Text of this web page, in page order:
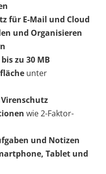
für E-Mail und Cloud
und Organisieren
zu 30 MB
unter
wie 2-Faktor-
und Notizen
Tablet und